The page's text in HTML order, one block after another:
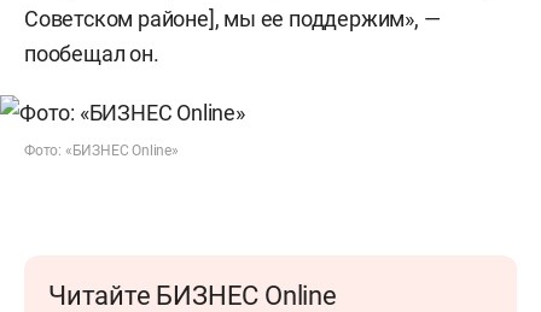
Советском районе], мы ее поддержим», —
пообещал он.
Фото: «БИЗНЕС Online»
Читайте БИЗНЕС Online